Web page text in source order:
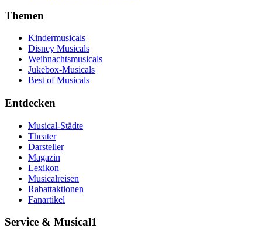
Themen
Kindermusicals
Disney Musicals
Weihnachtsmusicals
Jukebox-Musicals
Best of Musicals
Entdecken
Musical-Städte
Theater
Darsteller
Magazin
Lexikon
Musicalreisen
Rabattaktionen
Fanartikel
Service & Musical1